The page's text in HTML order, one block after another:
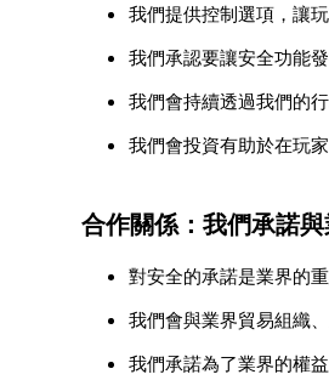
我們提供控制選項，讓
我們承認要讓安全功能
我們會持續透過我們的
我們會投資有助於在玩
合作關係：我們承諾
對安全的承諾是業界的
我們會與業界貿易組織
我們承諾為了業界的權益